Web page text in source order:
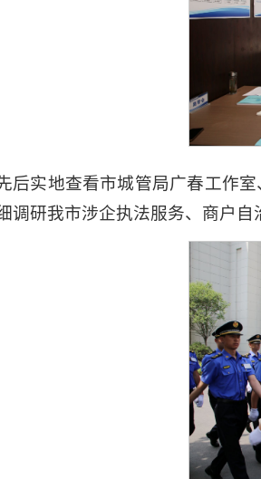
后实地查看市城管局广春工作
调研我市涉企执法服务、商户